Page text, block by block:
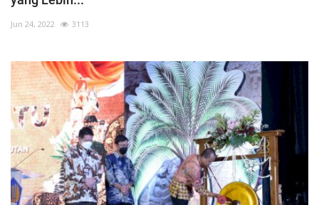
Jun 24, 2022 3113